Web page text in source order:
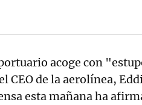
acoge con
CEO de la aerolínea,
esta mañana ha